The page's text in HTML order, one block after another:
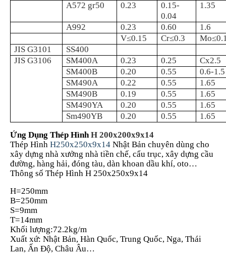
A572 gr50 0.23
0.15-
0.04
1.35
A992 0.23 0.60
1.6
V≤0.15
Cr≤0.3
JIS G3101
SS400
JIS G3106
SM400A 0.23 0.25
Cx2.5
SM400B
0.20 0.55
0.6-1.5
SM490A
0.22 0.55
1.65
SM490B
0.19 0.55
1.65
SM490YA
0.20 0.55
1.65
Sm490YB
0.20 0.55
1.65
Ứng Dụng Thép HìnhH 200x200x9x14
Thép Hình H250x250x9x14 Nhật Bản chuyên dùng cho
xây dựng nhà xưởng nhà tiền chế, cẩu trục, xây dựng cầu
đường, hàng hải, đóng tàu, dàn khoan dầu khí, oto…
Thông số Thép Hình H 250x250x9x14
H=250mm
B=250mm
S=9mm
T=14mm
Khối lượng:72.2kg/m
Xuất xứ: Nhật Bản, Hàn Quốc, Trung Quốc, Nga, Thái
Lan, Ấn Độ, Châu Âu…